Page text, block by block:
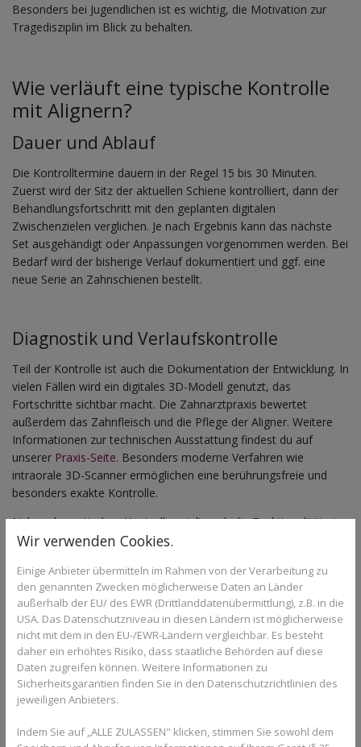
Besonders bei Jugendlichen ist es wichtig, die Motivation zur
Tragedisziplin im Blick zu behalten.
Wie verläuft eine typische Kontrolle
mit Alignern?
Dauer und Ablauf
Die Kontrolltermine dauern in der Regel 15 bis 30 Minuten.
Zuerst wird der Sitz der aktuellen Schiene kontrolliert, dann der
Behandlungsfortschritt mit den geplanten digitalen
Zwischenzielen verglichen. Je nach Ergebnis kann das nächste
Set ausgehändigt oder Anpassungen vorgenommen werden. Bei
Bedarf wird der bisherige Verlauf dokumentiert und ggf. eine
neue Serie an Zahnschienen bestellt.
Diagnostik und Verlaufskontrolle
Teil der Kontrolle ist auch die Dokumentation der Entwicklung. In
vielen Fällen wird ein digitales 3D-Modell genutzt, das
Fortschritte sichtbar macht. Die Zahnarztpraxis bewertet
außerdem das Zahnfleisch und die Pflege der Aligner. Weitere
Informationen zur technischen Ausstattung findest du auf
unserer Praxis-Seite. Besonders moderne Verfahren wie
intraorale 3D-Scanner ermöglichen eine berührungsfreie und
besonders exakte Kontrolle.
Neben der optischen Kontrolle spielt auch die Funktionalität eine
Rolle: Sitzen die Aligner eng genug? Gibt es Probleme beim
analysiert werden, falls Druckverteilung oder Bissverhältnisse
Fragen aufwerfen.
Kommunikation mit der Praxis
Während der Kontrollen ist Raum für Fragen: Passt die Schiene
richtig? Gibt es Druckstellen oder Unklarheiten zur Tragedauer?
gesamten Aligner-Behandlung. Auch Empfehlungen zur
Wir verwenden Cookies.
Einige Anbieter übermitteln im Rahmen von der Verarbeitung zu
den genannten Zwecken möglicherweise Daten an Länder
außerhalb der EU/ des EWR (Drittlanddatenübermittlung), z.B. in die
USA. Das Datenschutzniveau in diesen Ländern ist möglicherweise
nicht mit dem in den EU-/EWR-Ländern vergleichbar. Es besteht
daher ein erhöhtes Risiko, dass staatliche Behörden auf diese
Daten zugreifen können. Weitere Informationen zu
Sicherheitsgarantien finden Sie in den Datenschutzrichtlinien des
jeweiligen Anbieters.
Indem Sie auf „ALLE ZULASSEN" klicken, stimmen Sie sowohl dem